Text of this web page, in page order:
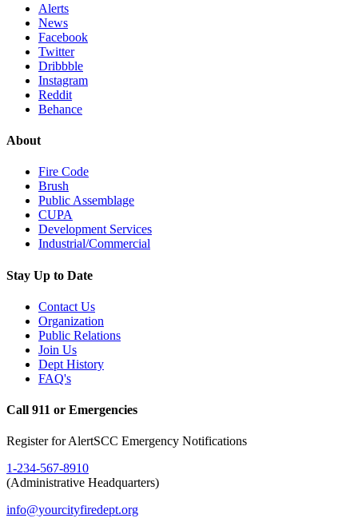
Alerts
News
Facebook
Twitter
Dribbble
Instagram
Reddit
Behance
About
Fire Code
Brush
Public Assemblage
CUPA
Development Services
Industrial/Commercial
Stay Up to Date
Contact Us
Organization
Public Relations
Join Us
Dept History
FAQ's
Call 911 or Emergencies
Register for AlertSCC Emergency Notifications
1-234-567-8910
(Administrative Headquarters)
info@yourcityfiredept.org